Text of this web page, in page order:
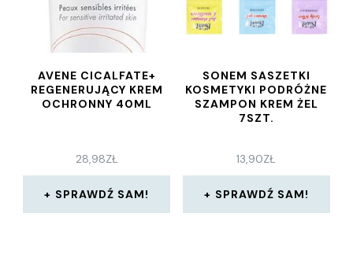
AVENE CICALFATE+
REGENERUJĄCY KREM
OCHRONNY 40ML
28,98ZŁ
SPRAWDŹ SAM!
SONEM SASZETKI
KOSMETYKI PODRÓŻNE
SZAMPON KREM ŻEL
7SZT.
13,90ZŁ
SPRAWDŹ SAM!